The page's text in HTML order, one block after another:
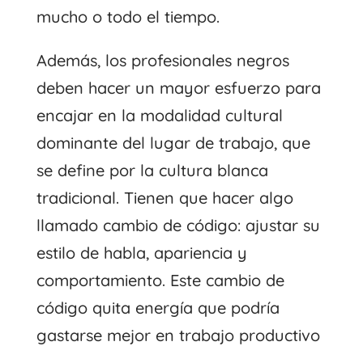
mucho o todo el tiempo.
Además, los profesionales negros
deben hacer un mayor esfuerzo para
encajar en la modalidad cultural
dominante del lugar de trabajo, que
se define por la cultura blanca
tradicional. Tienen que hacer algo
llamado cambio de código: ajustar su
estilo de habla, apariencia y
comportamiento. Este cambio de
código quita energía que podría
gastarse mejor en trabajo productivo